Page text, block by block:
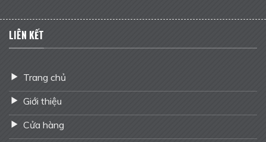
LIÊN KẾT
Trang chủ
Giới thiệu
Cửa hàng